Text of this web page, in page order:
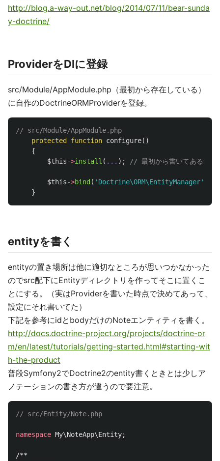
http://blog.a-way-out.net/blog/2014/07/11/bear-sunda
y-doctrine/
ProviderをDIに登録
src/Module/AppModule.php（最初から存在している）
に自作のDoctrineORMProviderを登録。
// src/Module/AppModule.php
protected
function configure()
{
$this->install ( ... ); // 最初から書いてある部分
$this->bind ( 'Doctrine\ORM\EntityManager'
}
entityを書く
entityの置き場所は他に適切なところが思いつかなかった
のでsrc配下にEntityディレクトリを作ってそこに置くこ
とにする。（実はProviderを書いた時点で決めてあって、
設定にそれ書いてた）
下記を参考にidとbodyだけのNoteエンティティを書く。
http://docs.doctrine-project.org/projects/doctrine-or
m/en/latest/tutorials/getting-started.html#starting-wit
h-the-product
普段Symfony2でDoctrine2のentity書くときとは少しア
ノテーションの書き方が違うので要注意。
// src/Entity/Note.php
namespace My\NoteApp\Entity;
/**